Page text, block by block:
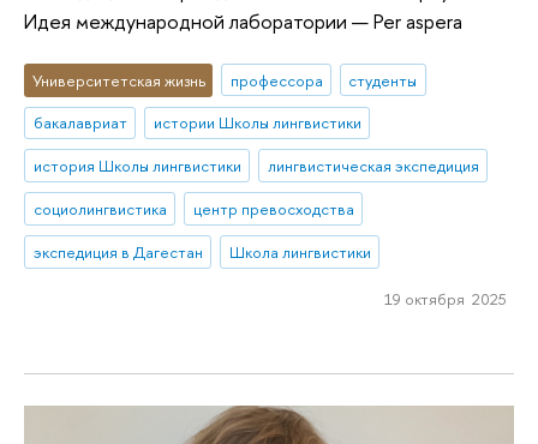
Идея международной лаборатории — Per aspera
Университетская жизнь профессора
студенты
бакалавриат
истории Школы лингвистики
история Школы лингвистики
лингвистическая экспедиция
социолингвистика
центр превосходства
экспедиция в Дагестан
Школа лингвистики
19 октября 2025